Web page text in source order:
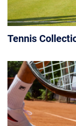
Tennis